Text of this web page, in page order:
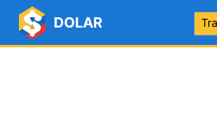
DOLAR